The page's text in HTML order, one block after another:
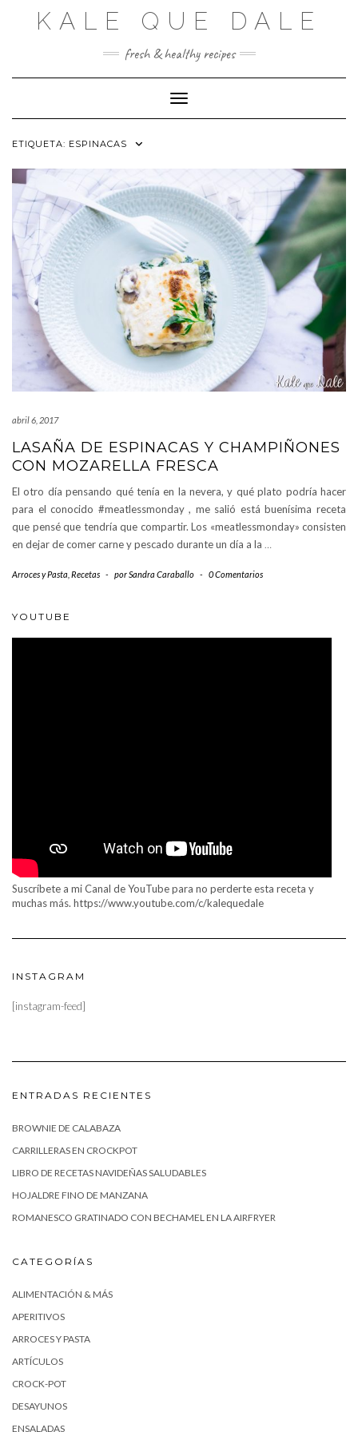
KALE QUE DALE
fresh & healthy recipes
Cambiar modo de navegación
ETIQUETA: ESPINACAS
abril 6, 2017
LASAÑA DE ESPINACAS Y CHAMPIÑONES
CON MOZARELLA FRESCA
El otro día pensando qué tenía en la nevera, y qué plato podría hacer
para el conocido #meatlessmonday , me salió está buenísima receta
que pensé que tendría que compartir. Los «meatlessmonday» consisten
en dejar de comer carne y pescado durante un día a la …
Arroces y Pasta Recetas - porSandra Caraballo - 0 Comentarios
YOUTUBE
Suscríbete a mi Canal de YouTube para no perderte esta receta y
muchas más. https://www.youtube.com/c/kalequedale
INSTAGRAM
[instagram-feed]
ENTRADAS RECIENTES
BROWNIE DE CALABAZA
CARRILLERAS EN CROCKPOT
LIBRO DE RECETAS NAVIDEÑAS SALUDABLES
HOJALDRE FINO DE MANZANA
ROMANESCO GRATINADO CON BECHAMEL EN LA AIRFRYER
CATEGORÍAS
ALIMENTACIÓN & MÁS
APERITIVOS
ARROCES Y PASTA
ARTÍCULOS
CROCK-POT
DESAYUNOS
ENSALADAS